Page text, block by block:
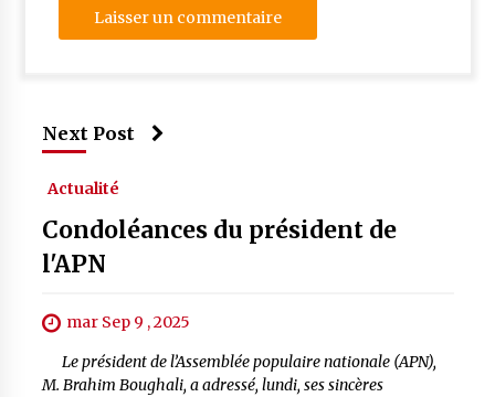
Next Post
Actualité
Condoléances du président de
l'APN
mar Sep 9 , 2025
Le président de l’Assemblée populaire nationale (APN),
M. Brahim Boughali, a adressé, lundi, ses sincères